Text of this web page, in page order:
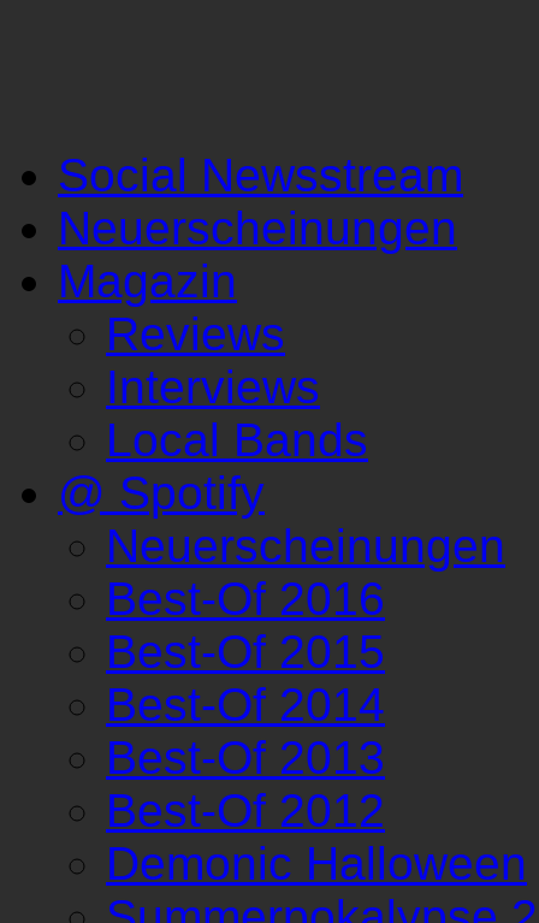
Social Newsstream
Neuerscheinungen
Magazin
Reviews
Interviews
Local Bands
@ Spotify
Neuerscheinungen
Best-Of 2016
Best-Of 2015
Best-Of 2014
Best-Of 2013
Best-Of 2012
Demonic Halloween